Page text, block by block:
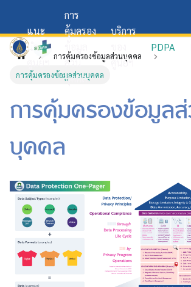
แนะ
นำ
ศูนย์ฯ
การ
คุ้มครอง
ส่วน
บุคคล
บริการ
ศูนย์ฯ
PDPA
การคุ้มครองข้อมูลส่วนบุคคล
การคุ้มครองข้อมูลส่วนบุคคล
การคุ้มครองข้อมูล
บุคคล